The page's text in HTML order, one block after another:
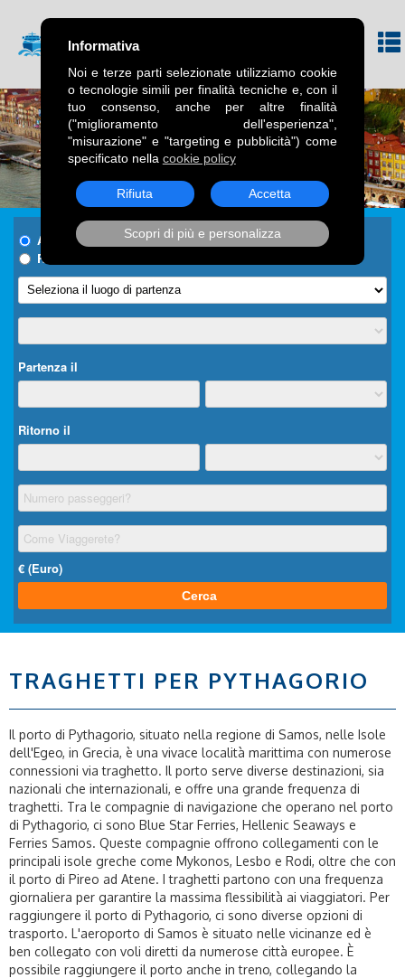
TRAGHETTI PER PYTHAGORIO
Il porto di Pythagorio, situato nella regione di Samos, nelle Isole
dell'Egeo, in Grecia, è una vivace località marittima con numerose
connessioni via traghetto. Il porto serve diverse destinazioni, sia
nazionali che internazionali, e offre una grande frequenza di
traghetti. Tra le compagnie di navigazione che operano nel porto
di Pythagorio, ci sono Blue Star Ferries, Hellenic Seaways e
Ferries Samos. Queste compagnie offrono collegamenti con le
principali isole greche come Mykonos, Lesbo e Rodi, oltre che con
il porto di Pireo ad Atene. I traghetti partono con una frequenza
giornaliera per garantire la massima flessibilità ai viaggiatori. Per
raggiungere il porto di Pythagorio, ci sono diverse opzioni di
trasporto. L'aeroporto di Samos è situato nelle vicinanze ed è
ben collegato con voli diretti da numerose città europee. È
possibile raggiungere il porto anche in treno, collegando la
Informativa
Noi e terze parti selezionate utilizziamo cookie
o tecnologie simili per finalità tecniche e, con il
tuo consenso, anche per altre finalità
("miglioramento dell'esperienza",
"misurazione" e "targeting e pubblicità") come
specificato nella cookie policy
Rifiuta Accetta
Scopri di più e personalizza